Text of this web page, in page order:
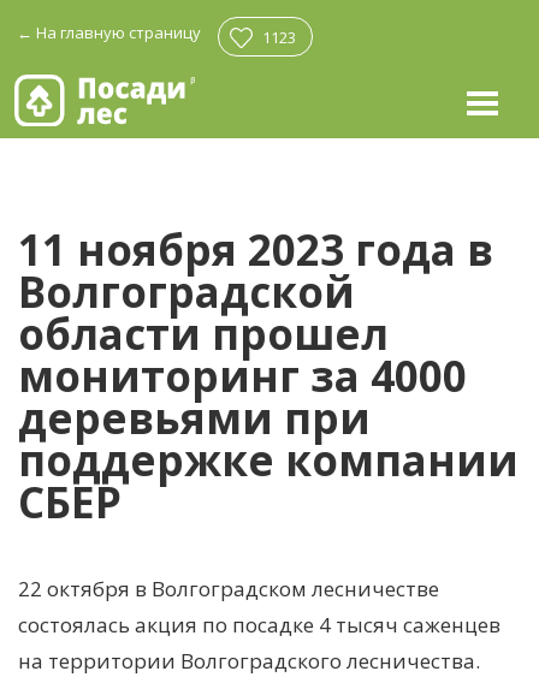
← На главную страницу 1123
11 ноября 2023 года в
Волгоградской
области прошел
мониторинг за 4000
деревьями при
поддержке компании
СБЕР
22 октября в Волгоградском лесничестве
состоялась акция по посадке 4 тысяч саженцев
на территории Волгоградского лесничества.